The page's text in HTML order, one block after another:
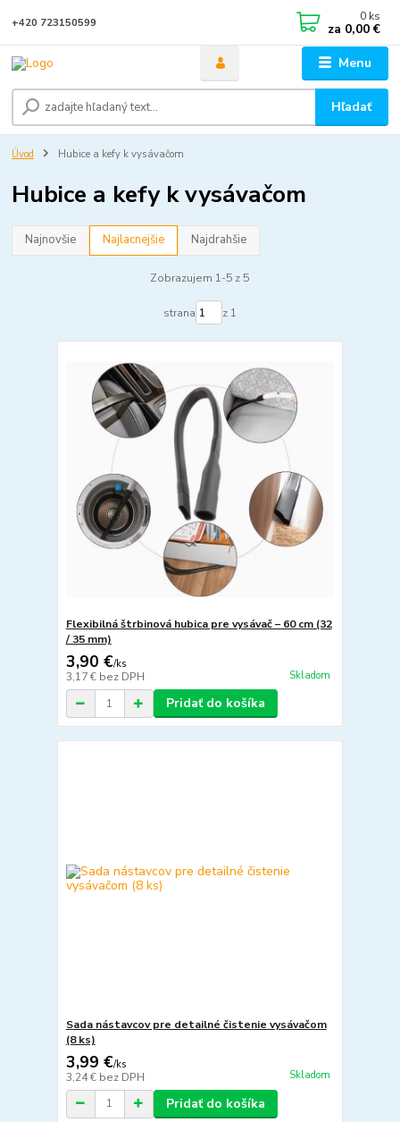
Menu
Hľadať
+420 723150599 0 ks
za 0,00 €
Úvod Hubice a kefy k vysávačom
Hubice a kefy k vysávačom
Najnovšie Najlacnejšie Najdrahšie
Zobrazujem 1-5 z 5
strana z 1
Flexibilná štrbinová hubica pre vysávač – 60 cm (32
/ 35 mm)
3,90 €/ks
3,17 € bez DPH Skladom
Pridať do košíka
Sada nástavcov pre detailné čistenie vysávačom
(8 ks)
3,99 €/ks
3,24 € bez DPH Skladom
Pridať do košíka